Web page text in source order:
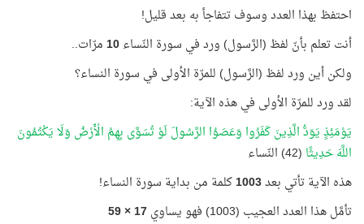
احتفظ بهذا العدد وسوف تتفاجأ به بعد قليل!
أنت تعلم بأنّ لفظ (الرَّسول) ورد في سورة النّساء10مرّات..
ولكن أين ورد لفظ (الرَّسول) للمرّة الأولى في سورة النساء؟
لقد ورد للمرّة الأولى في هذه الآية:
يَوْمَئِذٍ يَوَدُّ الَّذِينَ كَفَرُوا وَعَصَوُا الرَّسُولَ لَوْ تُسَوَّى بِهِمُ الْأَرْضُ وَلَا يَكْتُمُونَ
اللَّهَ حَدِيثًا (42) النّساء
هذه الآية تأتي بعد1003كلمة من بداية سورة النساء!
تأمَّل هذا العدد العجيب (1003) فهو يساوي
17 × 59